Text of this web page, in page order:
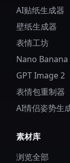
AI贴纸生成器
壁纸生成器
表情工坊
Nano Banana
GPT Image 2
表情包重制器
AI情侣姿势生
素材库
浏览全部